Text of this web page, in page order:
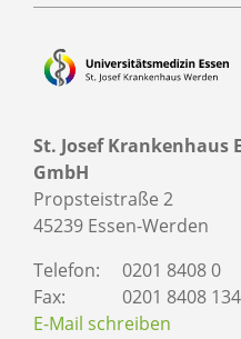
St. Josef Krankenhaus
GmbH
Propsteistraße 2
45239 Essen-Werden
Telefon:
0201 8408 0
Fax:
0201 8408
E-Mail schreiben